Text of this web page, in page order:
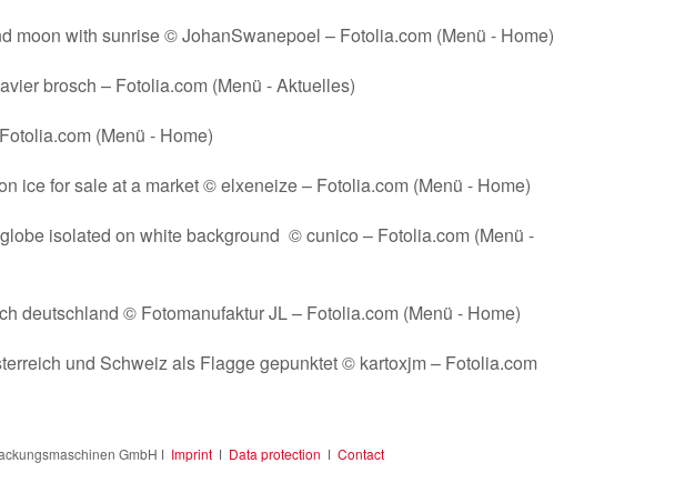
moon with sunrise © JohanSwanepoel – Fotolia.com (Menü - Home)
brosch – Fotolia.com (Menü - Aktuelles)
(Menü - Home)
ice for sale at a market © elxeneize – Fotolia.com (Menü - Home)
isolated on white background © cunico – Fotolia.com (Menü -
deutschland © Fotomanufaktur JL – Fotolia.com (Menü - Home)
und Schweiz als Flagge gepunktet © kartoxjm – Fotolia.com
GmbH ǀ Imprint ǀ Data protection ǀ Contact